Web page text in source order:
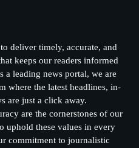
deliver timely, accurate, and
keeps our readers informed
a leading news portal, we are
where the latest headlines, in-
are just a click away.
are the cornerstones of our
uphold these values in every
commitment to journalistic